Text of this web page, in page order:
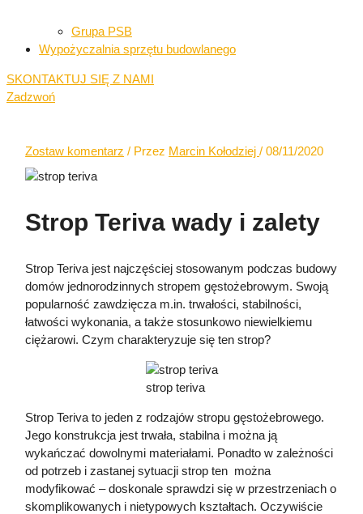
Grupa PSB
Wypożyczalnia sprzętu budowlanego
SKONTAKTUJ SIĘ Z NAMI
Zadzwoń
Zostaw komentarz / Przez Marcin Kołodziej/08/11/2020
Strop Teriva wady i zalety
Strop Teriva jest najczęściej stosowanym podczas budowy
domów jednorodzinnych stropem gęstożebrowym. Swoją
popularność zawdzięcza m.in. trwałości, stabilności,
łatwości wykonania, a także stosunkowo niewielkiemu
ciężarowi. Czym charakteryzuje się ten strop?
strop teriva
Strop Teriva to jeden z rodzajów stropu gęstożebrowego.
Jego konstrukcja jest trwała, stabilna i można ją
wykańczać dowolnymi materiałami. Ponadto w zależności
od potrzeb i zastanej sytuacji strop ten można
modyfikować – doskonale sprawdzi się w przestrzeniach o
skomplikowanych i nietypowych kształtach. Oczywiście